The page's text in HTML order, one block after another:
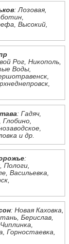
: Лозовая,
Высокий,
Рог, Никополь,
Воды,
: Гадяч,
и др.
:
Пологи,
Васильевка,
: Новая Каховка,
Берислав,
Горностаевка,